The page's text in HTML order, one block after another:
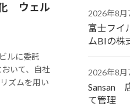
ウェル
ルに委託
いて、自社
ズムを用い
2026年8月
富士フ
ムBIの株
2026年8月
Sansan
て管理